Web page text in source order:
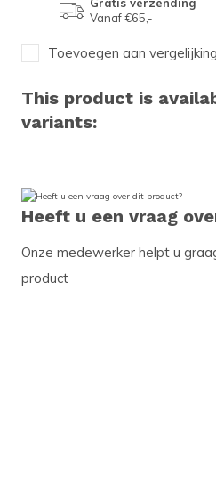
Vanaf €65,-
Toevoegen aan vergelijking
This product is
variants:
Heeft u een vraag
Onze medewerker helpt u
product